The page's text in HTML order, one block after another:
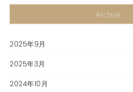
Archive
2025年9月
2025年3月
2024年10月